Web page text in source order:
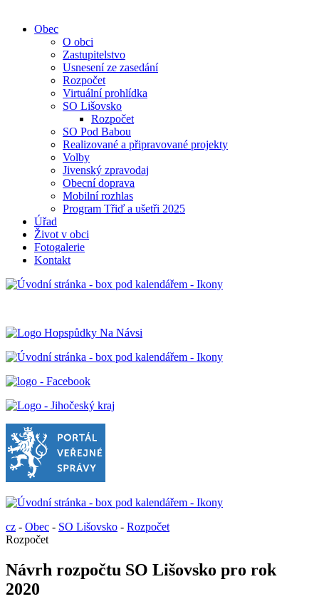
Obec
O obci
Zastupitelstvo
Usnesení ze zasedání
Rozpočet
Virtuální prohlídka
SO Lišovsko
Rozpočet
SO Pod Babou
Realizované a připravované projekty
Volby
Jivenský zpravodaj
Obecní doprava
Mobilní rozhlas
Program Třiď a ušetři 2025
Úřad
Život v obci
Fotogalerie
Kontakt
cz - Obec - SO Lišovsko - Rozpočet
Rozpočet
Návrh rozpočtu SO Lišovsko pro rok
2020